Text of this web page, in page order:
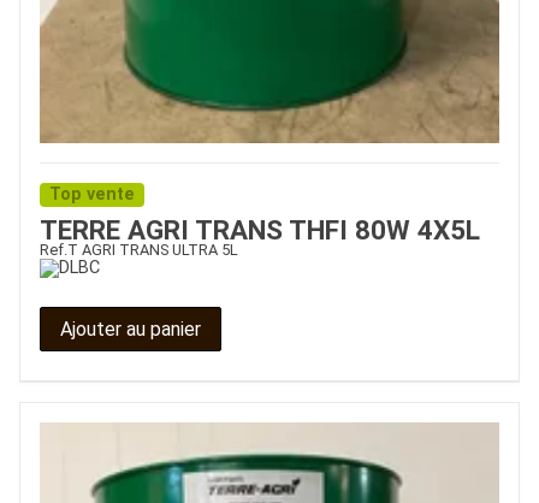
Top vente
TERRE AGRI TRANS THFI 80W 4X5L
Ref.T AGRI TRANS ULTRA 5L
Ajouter au panier